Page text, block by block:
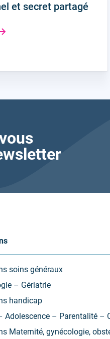
et secret partagé
soins généraux
– Gériatrie
handicap
Adolescence – Parentalité –
Maternité, gynécologie,